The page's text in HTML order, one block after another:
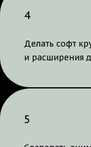
4
Делать софт
и расширения
5